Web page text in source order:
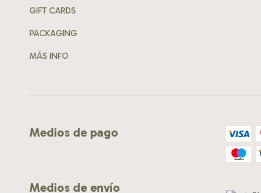
GIFT CARDS
PACKAGING
MÁS INFO
Medios de pago
Medios de envío